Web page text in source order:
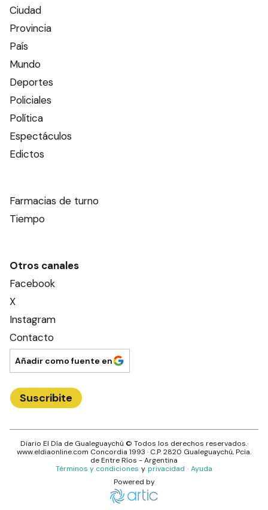
Nosotros
Editorial El Dia SRL
Edición Impresa
Ahora Cero Radio
Club El Día
Ciudad
Provincia